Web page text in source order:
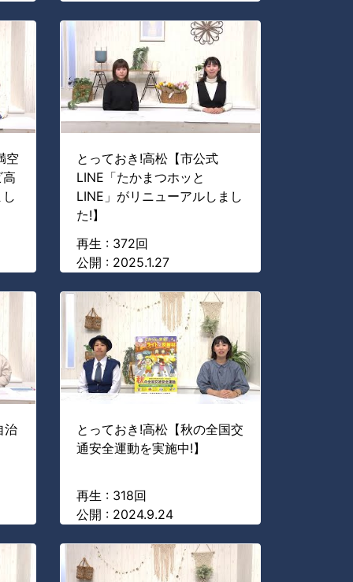
空
とっておき!高松【市公式
LINE「たかまつホッと
LINE」がリニューアルしまし
た!】
再生 : 372回
公開 : 2025.1.27
治
とっておき!高松【秋の全国交
通安全運動を実施中!】
再生 : 318回
公開 : 2024.9.24